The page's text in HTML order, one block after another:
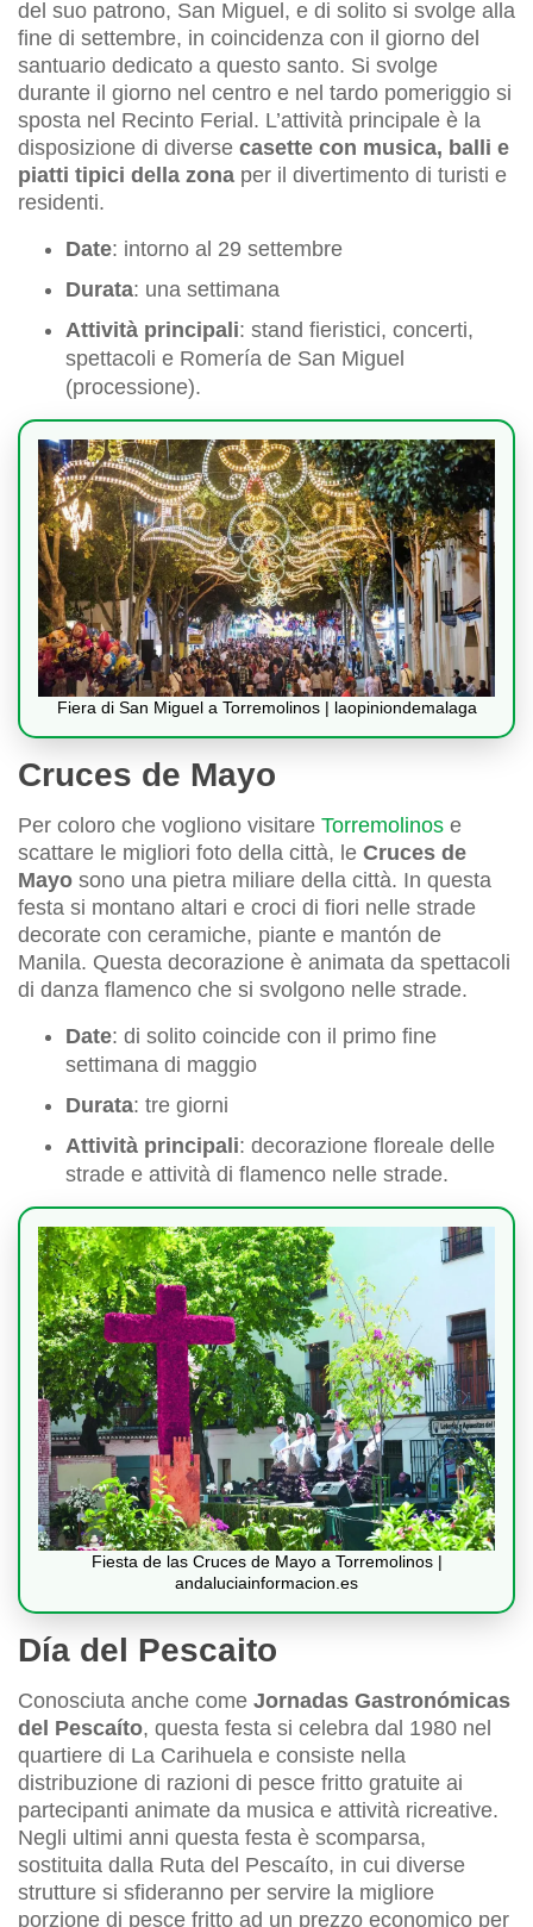
del suo patrono, San Miguel, e di solito si svolge alla
fine di settembre, in coincidenza con il giorno del
santuario dedicato a questo santo. Si svolge
durante il giorno nel centro e nel tardo pomeriggio si
sposta nel Recinto Ferial. L’attività principale è la
disposizione di diverse casette con musica, balli e
piatti tipici della zona per il divertimento di turisti e
residenti.
Date: intorno al 29 settembre
Durata: una settimana
Attività principali: stand fieristici, concerti,
spettacoli e Romería de San Miguel
(processione).
Fiera di San Miguel a Torremolinos | laopiniondemalaga
Cruces de Mayo
Per coloro che vogliono visitare Torremolinos e
scattare le migliori foto della città, le Cruces de
Mayo sono una pietra miliare della città. In questa
festa si montano altari e croci di fiori nelle strade
decorate con ceramiche, piante e mantón de
Manila. Questa decorazione è animata da spettacoli
di danza flamenco che si svolgono nelle strade.
Date: di solito coincide con il primo fine
settimana di maggio
Durata: tre giorni
Attività principali: decorazione floreale delle
strade e attività di flamenco nelle strade.
Fiesta de las Cruces de Mayo a Torremolinos |
andaluciainformacion.es
Día del Pescaito
Conosciuta anche come Jornadas Gastronómicas
del Pescaíto, questa festa si celebra dal 1980 nel
quartiere di La Carihuela e consiste nella
distribuzione di razioni di pesce fritto gratuite ai
partecipanti animate da musica e attività ricreative.
Negli ultimi anni questa festa è scomparsa,
sostituita dalla Ruta del Pescaíto, in cui diverse
strutture si sfideranno per servire la migliore
porzione di pesce fritto ad un prezzo economico per